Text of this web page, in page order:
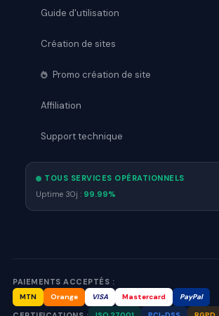
Guide d'utilisation
Création de sites
Promo création de site
Affiliation
Support technique
TOUS SERVICES OPÉRATIONNELS
Uptime 30j : 99.99%
PAIEMENTS ACCEPTÉS :
MTN Orange VISA Mastercard PayPal